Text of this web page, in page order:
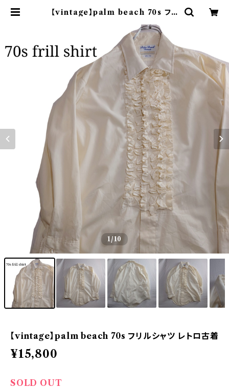
【vintage】palm beach 70s フリ
着屋 9chord
1/10
【vintage】palm beach 70s フリルシャツ レトロ古着
¥15,800
SOLD OUT